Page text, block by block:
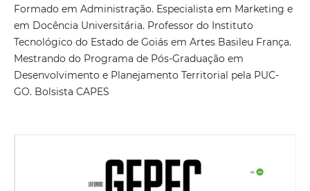
Formado em Administração. Especialista em Marketing e
em Docência Universitária. Professor do Instituto
Tecnológico do Estado de Goiás em Artes Basileu França.
Mestrando do Programa de Pós-Graduação em
Desenvolvimento e Planejamento Territorial pela PUC-
GO. Bolsista CAPES